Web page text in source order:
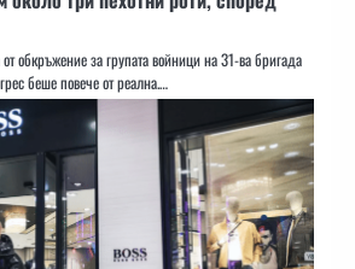
обкръжение за групата войници на 31-ва бригада
беше повече от реална.…